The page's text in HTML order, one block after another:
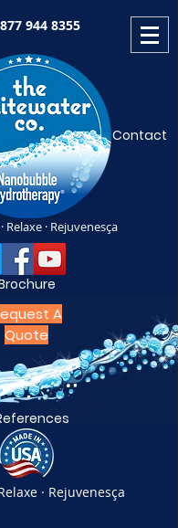
877 944 8355
Contact
Relaxe · Rejuvenesça
A
Quote
· Rejuvenesça